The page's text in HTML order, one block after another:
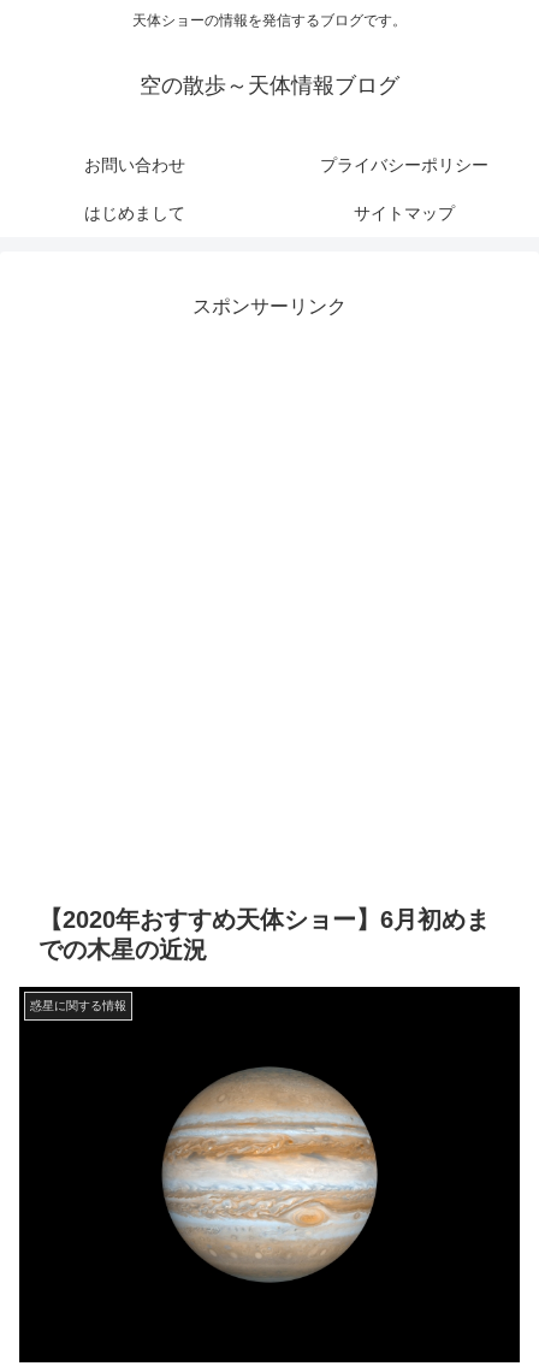
天体ショーの情報を発信するブログです。
空の散歩～天体情報ブログ
お問い合わせ プライバシーポリシー
はじめまして サイトマップ
スポンサーリンク
【2020年おすすめ天体ショー】6月初めま
での木星の近況
惑星に関する情報